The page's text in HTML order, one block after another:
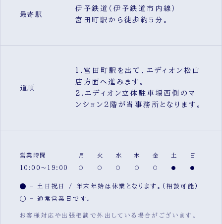
最寄駅
伊予鉄道（伊予鉄道市内線）
宮田町駅から徒歩約5分。
道順
1.宮田町駅を出て、エディオン松山
店方面へ進みます。
2.エディオン立体駐車場西側のマ
ンション2階が当事務所となります。
営業時間 月 火 水 木 金 土 日
10:00～19:00
土日祝日 / 年末年始は休業となります。(相談可能)
通常営業日です。
お客様対応や出張相談で外出している場合がございます。